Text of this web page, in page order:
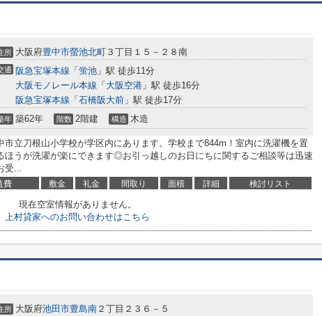
所 大阪府豊中市螢池北町 ３丁目１５－２８南
通 阪急宝塚本線 「 蛍池 」駅 徒歩11分
大阪モノレール本線 「 大阪空港 」駅 徒歩16分
阪急宝塚本線 「 石橋阪大前 」駅 徒歩17分
年 築62年 階数 2階建 構造 木造
市立刀根山小学校が学区内にあります。学校まで844m！室内に洗濯機を置
ほうが洗濯が楽にできます◎お引っ越しのお日にちに関するご相談等は迅速
受...
費 敷金 礼金 間取り 面積 詳細 検討リスト
現在空室情報がありません。
上村貸家へのお問い合わせはこちら
所 大阪府池田市豊島南 ２丁目２３６－５